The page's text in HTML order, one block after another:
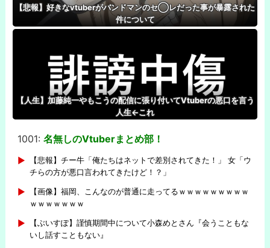
【悲報】好きなvtuberがバンドマンのセ◯レだった事が暴露された
件について
【人生】加藤純一やもこうの配信に張り付いてVtuberの悪口を言う
人生←これ
1001: 名無しのVtuberまとめ部！
【悲報】チー牛「俺たちはネットで差別されてきた！」 女「ウ
チらの方が悪口言われてきたけど！？」
【画像】福岡、こんなのが普通に走ってるｗｗｗｗｗｗｗｗｗ
ｗｗｗｗｗｗｗ
【ぶいすぽ】謹慎期間中について小森めとさん『会うこともな
いし話すこともない』